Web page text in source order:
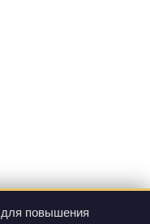
повышения